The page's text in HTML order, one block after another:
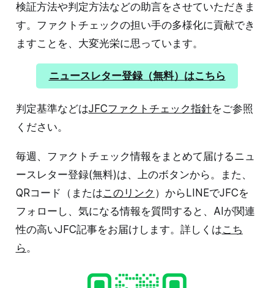
検証方法や判定方法などの助言をさせていただきま
す。ファクトチェックの担い手の多様化に貢献でき
ますことを、大変光栄に思っています。
ニュースレター登録（無料）はこちら
判定基準などはJFCファクトチェック指針をご参照
ください。
毎週、ファクトチェック情報をまとめて届けるニュ
ースレター登録(無料)は、上のボタンから。また、
QRコード（またはこのリンク ）からLINEでJFCを
フォローし、気になる情報を質問すると、AIが関連
性の高いJFC記事をお届けします。詳しくはこち
ら。